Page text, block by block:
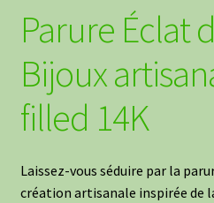
Parure Éclat
Bijoux
filled 14K
Laissez-vous séduire par la
création artisanale inspirée de